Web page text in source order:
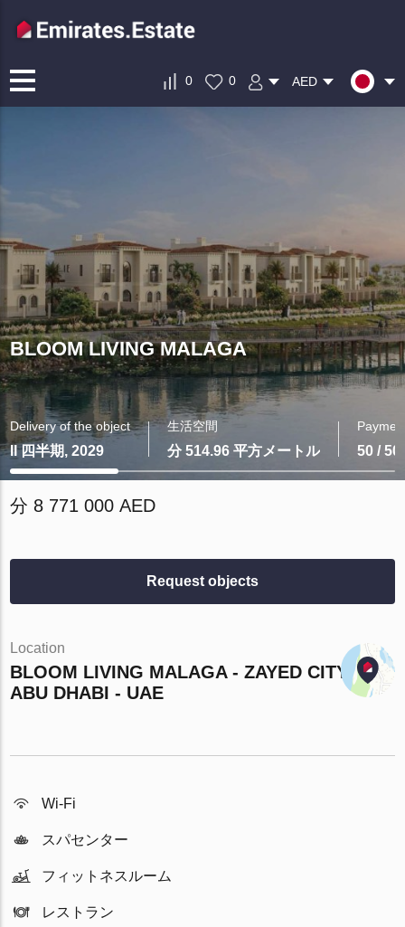
0 0 AED
BLOOM LIVING MALAGA
Delivery of the object
II 四半期, 2029
生活空間
分 514.96 平方メートル 50 / 50
分 8 771 000 AED
Request objects
Location
BLOOM LIVING MALAGA - ZAYED CITY -
ABU DHABI - UAE
Wi-Fi
スパセンター
フィットネスルーム
レストラン